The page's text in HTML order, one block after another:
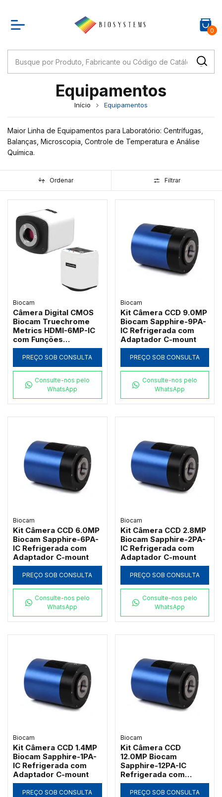
0
Equipamentos
Início Equipamentos
Maior Linha de Equipamentos para Laboratório: Centrífugas,
Balanças, Microscopia, Controle de Temperatura e Análise
Química.
Ordenar Filtrar
Biocam
Câmera Digital CMOS
Biocam Truechrome
Metrics HDMI-6MP-IC
com Funções
Avançadas de Stitching
e EDF
PREÇO SOB CONSULTA
Consulte-nos pelo
WhatsApp
Biocam
Kit Câmera CCD 9.0MP
Biocam Sapphire-9PA-
IC Refrigerada com
Adaptador C-mount
PREÇO SOB CONSULTA
Consulte-nos pelo
WhatsApp
Biocam
Kit Câmera CCD 6.0MP
Biocam Sapphire-6PA-
IC Refrigerada com
Adaptador C-mount
PREÇO SOB CONSULTA
Consulte-nos pelo
WhatsApp
Biocam
Kit Câmera CCD 2.8MP
Biocam Sapphire-2PA-
IC Refrigerada com
Adaptador C-mount
PREÇO SOB CONSULTA
Consulte-nos pelo
WhatsApp
Biocam
Kit Câmera CCD 1.4MP
Biocam Sapphire-1PA-
IC Refrigerada com
Adaptador C-mount
PREÇO SOB CONSULTA
Biocam
Kit Câmera CCD
12.0MP Biocam
Sapphire-12PA-IC
Refrigerada com
Adaptador C-mount
PREÇO SOB CONSULTA